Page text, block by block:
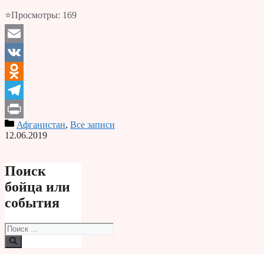
⭐Просмотры: 169
Email
VK
Odnoklassniki
Telegram
PrintАфганистан, Все записи
12.06.2019
Поиск
бойца или
события
Поиск: